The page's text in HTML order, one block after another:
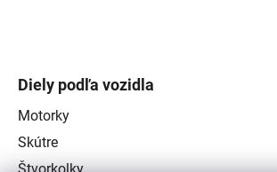
Diely podľa vozidla
Motorky
Skútre